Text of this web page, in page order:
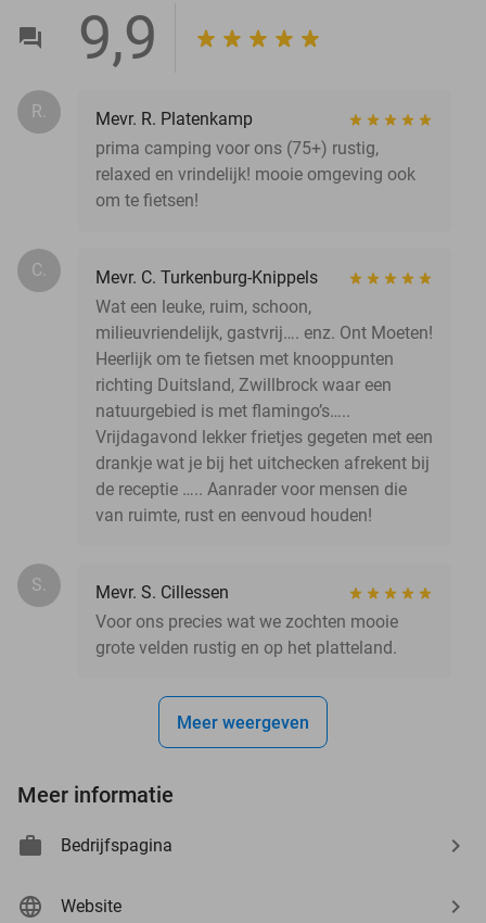
9,9
R.
Mevr. R. Platenkamp
prima camping voor ons (75+) rustig,
relaxed en vrindelijk! mooie omgeving ook
om te fietsen!
C.
Mevr. C. Turkenburg-Knippels
Wat een leuke, ruim, schoon,
milieuvriendelijk, gastvrij…. enz. Ont Moeten!
Heerlijk om te fietsen met knooppunten
richting Duitsland, Zwillbrock waar een
natuurgebied is met flamingo’s…..
Vrijdagavond lekker frietjes gegeten met een
drankje wat je bij het uitchecken afrekent bij
de receptie ….. Aanrader voor mensen die
van ruimte, rust en eenvoud houden!
S.
Mevr. S. Cillessen
Voor ons precies wat we zochten mooie
grote velden rustig en op het platteland.
Meer weergeven
Meer informatie
Bedrijfspagina
Website